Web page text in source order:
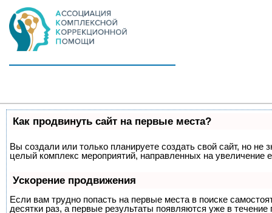
Как продвинуть сайт на первые места?
Вы создали или только планируете создать свой сайт, но не
целый комплекс мероприятий, направленных на увеличение
Ускорение продвижения
Если вам трудно попасть на первые места в поиске
десятки раз, а первые результаты появляются уже в